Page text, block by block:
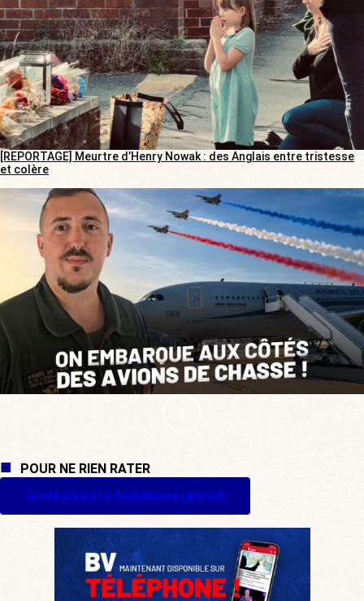
[REPORTAGE] Meurtre d’Henry Nowak : des Anglais entre tristesse
et colère
POUR NE RIEN RATER
Je m'inscris à La Quotidienne (gratuit)